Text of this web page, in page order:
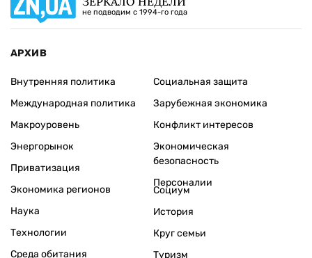
не подводим с 1994-го года
АРХИВ
Внутренняя политика
Международная политика
Макроуровень
Энергорынок
Приватизация
Экономика регионов
Социальная защита
Зарубежная экономика
Конфликт интересов
Экономическая
безопасность
Персоналии
Наука
Технологии
Среда обитания
Социум
История
Круг семьи
Туризм